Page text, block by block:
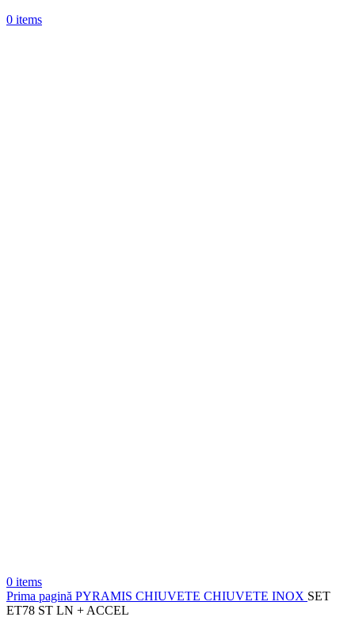
0 items
0 items
Prima pagină PYRAMIS CHIUVETE CHIUVETE INOX SET
ET78 ST LN + ACCEL